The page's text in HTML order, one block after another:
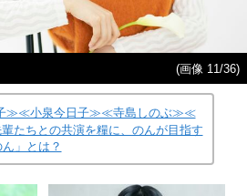
(画像 11/36)
≫≪小泉今日子≫≪寺島しのぶ≫≪
たちとの共演を糧に、のんが目指す
」とは？